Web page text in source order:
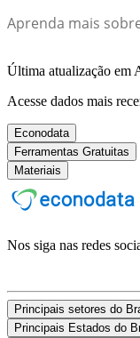
Aprenda mais
Última atualização em
Acesse dados mais
Econodata
Ferramentas Gratuitas
Materiais
Nos siga nas redes
Principais setores do
Principais Estados do